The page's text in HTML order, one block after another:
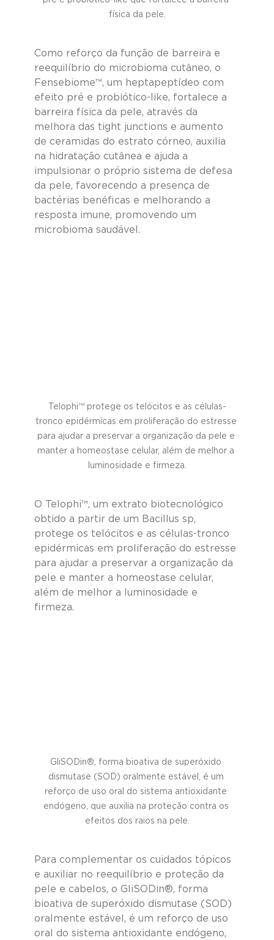
física da pele.
Como reforço da função de barreira e
reequilíbrio do microbioma cutâneo, o
Fensebiome™, um heptapeptídeo com
efeito pré e probiótico-like, fortalece a
barreira física da pele, através da
melhora das tight junctions e aumento
de ceramidas do estrato córneo, auxilia
na hidratação cutânea e ajuda a
impulsionar o próprio sistema de defesa
da pele, favorecendo a presença de
bactérias benéficas e melhorando a
resposta imune, promovendo um
microbioma saudável.
Telophi™ protege os telócitos e as células-
tronco epidérmicas em proliferação do estresse
para ajudar a preservar a organização da pele e
manter a homeostase celular, além de melhor a
luminosidade e firmeza.
O Telophi™, um extrato biotecnológico
obtido a partir de um Bacillus sp,
protege os telócitos e as células-tronco
epidérmicas em proliferação do estresse
para ajudar a preservar a organização da
pele e manter a homeostase celular,
além de melhor a luminosidade e
firmeza.
GliSODin®, forma bioativa de superóxido
dismutase (SOD) oralmente estável, é um
reforço de uso oral do sistema antioxidante
endógeno, que auxilia na proteção contra os
efeitos dos raios na pele.
Para complementar os cuidados tópicos
e auxiliar no reequilíbrio e proteção da
pele e cabelos, o GliSODin®, forma
bioativa de superóxido dismutase (SOD)
oralmente estável, é um reforço de uso
oral do sistema antioxidante endógeno,